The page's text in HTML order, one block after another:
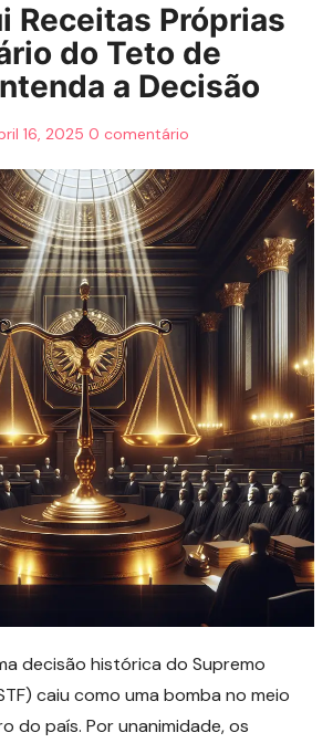
Receitas Próprias
do Teto de
a Decisão
16, 2025 0 comentário
decisão histórica do Supremo
caiu como uma bomba no meio
do país. Por unanimidade, os